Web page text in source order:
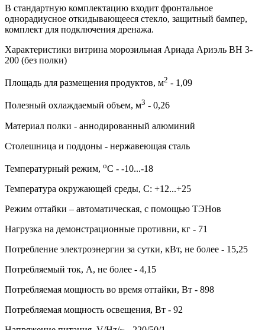
В стандартную комплектацию входит фронтальное
однорадиусное откидывающееся стекло, защитный бампер,
комплект для подключения дренажа.
Характеристики витрина морозильная Ариада Ариэль ВН 3-
200 (без полки)
Площадь для размещения продуктов, м2 - 1,09
Полезный охлаждаемый объем, м3 - 0,26
Материал полки - аннодированный алюминий
Столешница и поддоны - нержавеющая сталь
Температурный режим, оС - -10...-18
Температура окружающей среды, С: +12...+25
Режим оттайки – автоматическая, с помощью ТЭНов
Нагрузка на демонстрационные противни, кг - 71
Потребление электроэнергии за сутки, кВт, не более - 15,25
Потребляемый ток, А, не более - 4,15
Потребляемая мощность во время оттайки, Вт - 898
Потребляемая мощность освещения, Вт - 92